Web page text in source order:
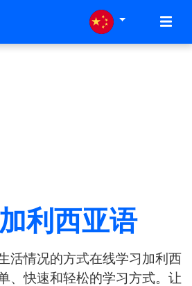
利西亚语
活情况的方式在线学习加利西
、快速和轻松的学习方式。让